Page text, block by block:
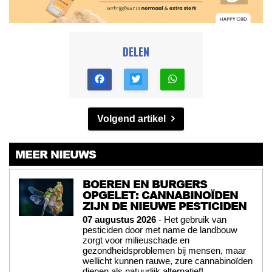
DELEN
Volgend artikel
MEER NIEUWS
BOEREN EN BURGERS
OPGELET: CANNABINOÏDEN
ZIJN DE NIEUWE PESTICIDEN
07 augustus 2026 - Het gebruik van
pesticiden door met name de landbouw
zorgt voor milieuschade en
gezondheidsproblemen bij mensen, maar
wellicht kunnen rauwe, zure cannabinoïden